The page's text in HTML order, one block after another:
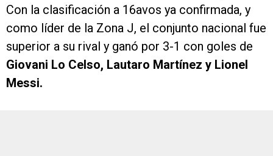
Con la clasificación a 16avos ya confirmada, y
como líder de la Zona J, el conjunto nacional fue
superior a su rival y ganó por 3-1 con goles de
Giovani Lo Celso, Lautaro Martínez y Lionel
Messi.